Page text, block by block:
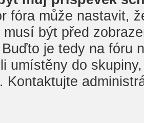
fóra může nastavit,
musí být před
je tedy na fóru
umístěny do
Kontaktujte